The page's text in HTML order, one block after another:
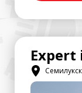
Expert